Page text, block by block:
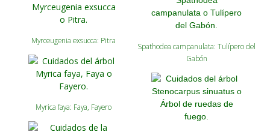
Myrceugenia exsucca: Pitra
Myrica faya: Faya, Fayero
Spathodea campanulata: Tulípero del
Gabón